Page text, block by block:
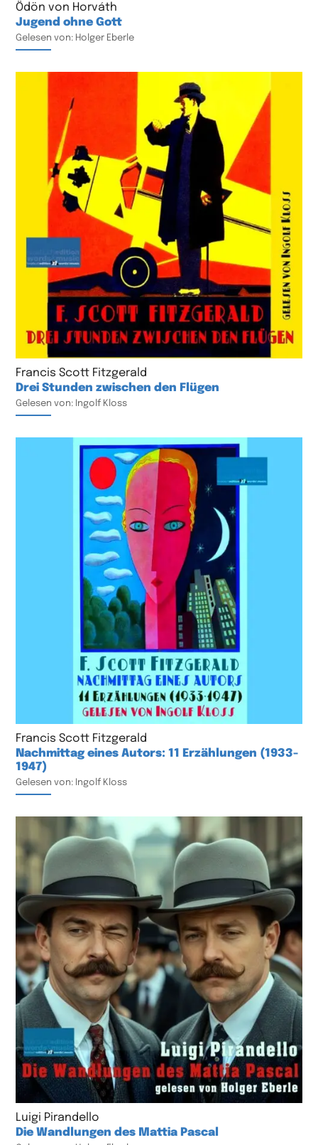
Ödön von Horváth
Jugend ohne Gott
Gelesen von: Holger Eberle
Francis Scott Fitzgerald
Drei Stunden zwischen den Flügen
Gelesen von: Ingolf Kloss
Francis Scott Fitzgerald
Nachmittag eines Autors: 11 Erzählungen (1933-
1947)
Gelesen von: Ingolf Kloss
Luigi Pirandello
Die Wandlungen des Mattia Pascal